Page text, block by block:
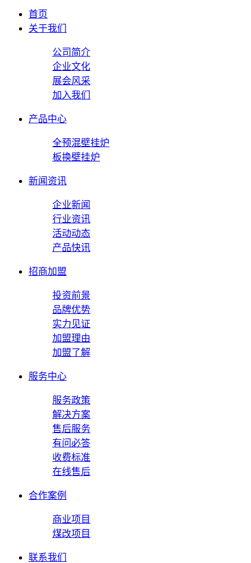
首页
关于我们
公司简介
企业文化
展会风采
加入我们
产品中心
全预混壁挂炉
板换壁挂炉
新闻资讯
企业新闻
行业资讯
活动动态
产品快讯
招商加盟
投资前景
品牌优势
实力见证
加盟理由
加盟了解
服务中心
服务政策
解决方案
售后服务
有问必答
收费标准
在线售后
合作案例
商业项目
煤改项目
联系我们